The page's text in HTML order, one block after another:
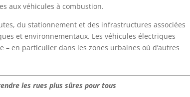
aux véhicules à combustion.
du stationnement et des infrastructures associées
et environnementaux. Les véhicules électriques
en particulier dans les zones urbaines où d’autres
les rues plus sûres pour tous